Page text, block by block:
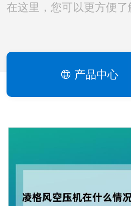
在这里，您可以更方便
产品中心